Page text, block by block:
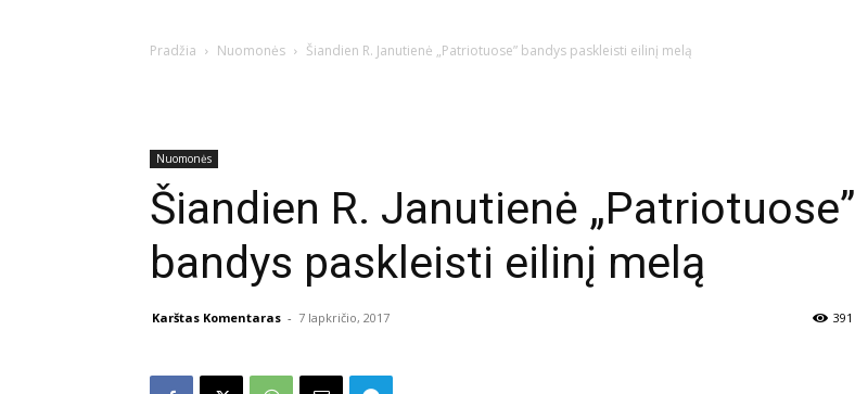
Pradžia Nuomonės Šiandien R. Janutienė „Patriotuose” bandys paskleisti eilinį melą
Nuomonės
Šiandien R. Janutienė „Patriotuose”
bandys paskleisti eilinį melą
Karštas Komentaras - 7 lapkričio, 2017 391